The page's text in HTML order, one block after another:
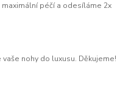
péčí a odesíláme 2x
nohy do luxusu. Děkujeme!